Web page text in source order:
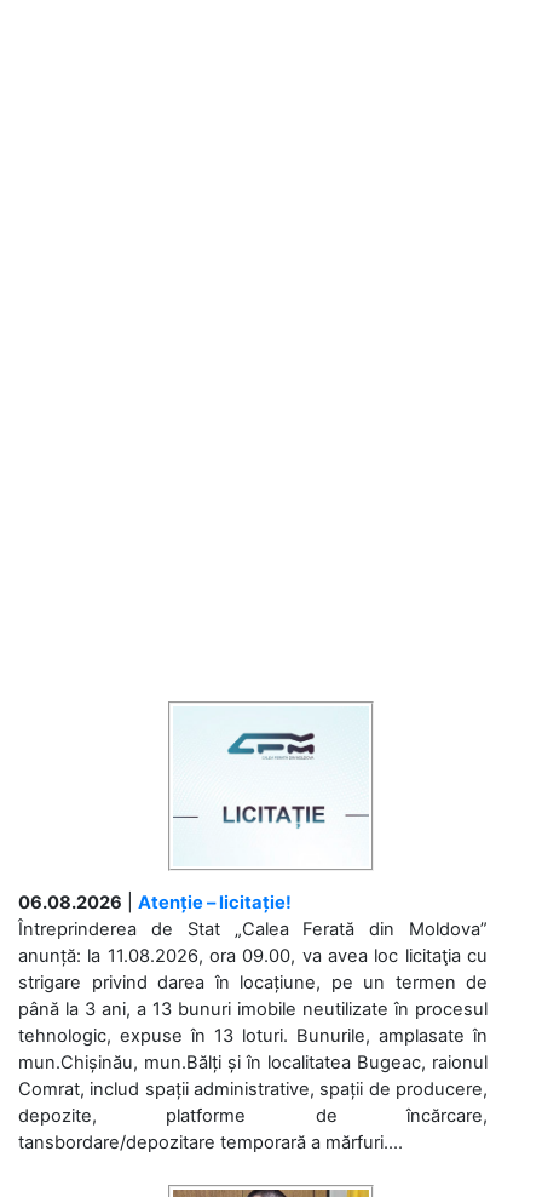
06.08.2026
Atenție – licitație!
Întreprinderea de Stat „Calea Ferată din Moldova”
anunță: la 11.08.2026, ora 09.00, va avea loc licitaţia cu
strigare privind darea în locațiune, pe un termen de
până la 3 ani, a 13 bunuri imobile neutilizate în procesul
tehnologic, expuse în 13 loturi. Bunurile, amplasate în
mun.Chișinău, mun.Bălți și în localitatea Bugeac, raionul
Comrat, includ spații administrative, spații de producere,
depozite, platforme de încărcare,
tansbordare/depozitare temporară a mărfuri....